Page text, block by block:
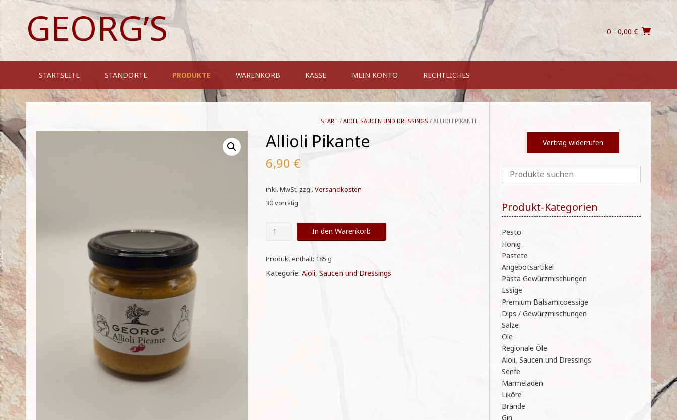
GEORG’S 0 - 0,00 €
STARTSEITE STANDORTE PRODUKTE WARENKORB KASSE MEIN KONTO RECHTLICHES
START / AIOLI, SAUCEN UND DRESSINGS / ALLIOLI PIKANTE
Allioli Pikante
6,90 €
inkl. MwSt. zzgl. Versandkosten
30 vorrätig
Allioli
Pikante
In den Warenkorb
Produkt enthält: 185 g
Kategorie: Aioli, Saucen und Dressings
Vertrag widerrufen
Produkt-Kategorien
Pesto
Honig
Pastete
Angebotsartikel
Pasta Gewürzmischungen
Essige
Premium Balsamicoessige
Dips / Gewürzmischungen
Salze
Öle
Regionale Öle
Aioli, Saucen und Dressings
Senfe
Marmeladen
Liköre
Brände
Gin